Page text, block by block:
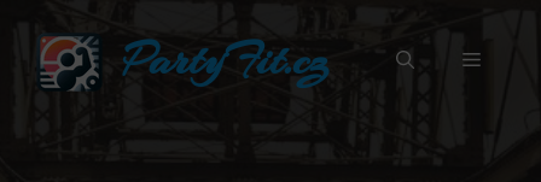
obsah
PartyFit.cz Menu